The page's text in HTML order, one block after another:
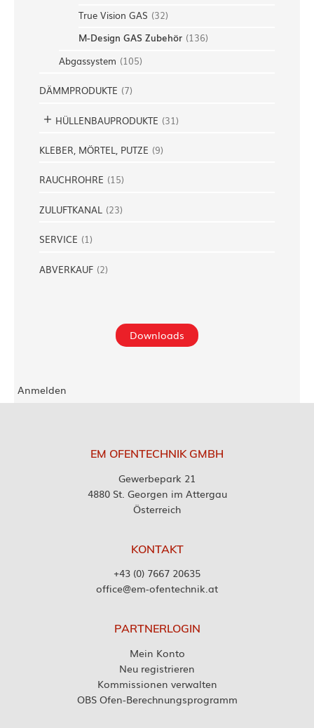
True Vision GAS (32)
M-Design GAS Zubehör (136)
Abgassystem (105)
DÄMMPRODUKTE (7)
HÜLLENBAUPRODUKTE (31)
KLEBER, MÖRTEL, PUTZE (9)
RAUCHROHRE (15)
ZULUFTKANAL (23)
SERVICE (1)
ABVERKAUF (2)
Downloads
Anmelden
EM OFENTECHNIK GMBH
Gewerbepark 21
4880 St. Georgen im Attergau
Österreich
KONTAKT
+43 (0) 7667 20635
office@em-ofentechnik.at
PARTNERLOGIN
Mein Konto
Neu registrieren
Kommissionen verwalten
OBS Ofen-Berechnungsprogramm